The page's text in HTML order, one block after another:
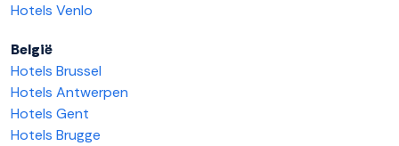
Hotels Venlo
België
Hotels Brussel
Hotels Antwerpen
Hotels Gent
Hotels Brugge